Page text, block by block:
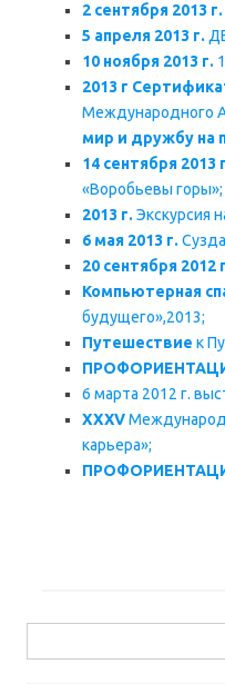
2 сентября 2013 г.
5 апреля 2013 г.
10 ноября 2013 г.
2013 г
Международного
мир и дружбу на
14 сентября 2013 г
«Воробьевы горы»;
2013 г. Экскурсия
6 мая 2013 г.
20 сентября 2012
Компьютерная
будущего»,2013;
Путешествие к
6 марта 2012 г.
XXXV
карьера»;